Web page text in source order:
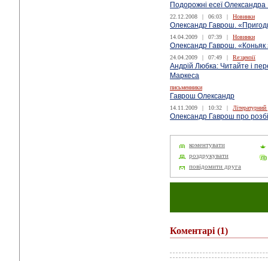
Подорожні есеї
22.12.2008 | 06:03 | Новинки
Олександр Гаврош.
14.04.2009 | 07:39 | Новинки
Олександр Гаврош.
24.04.2009 | 07:49 | Re:цензії
Андрій Любка: Читайте і
Маркеса
письменники
Гаврош Олександр
14.11.2009 | 10:32 |
Олександр Гаврош про
коментувати
роздрукувати
повідомити друга
Коментарі (1)